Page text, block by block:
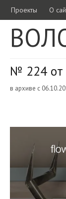
Проекты О
№ 224 от
в архиве с